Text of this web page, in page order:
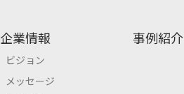
企業情報
ビジョン
メッセージ
事例紹介